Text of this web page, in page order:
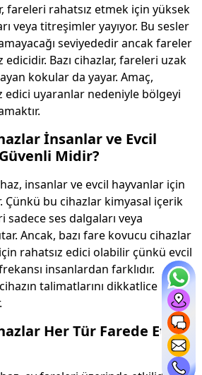
fareleri rahatsız etmek için yüksek
veya titreşimler yayıyor. Bu sesler
seviyededir ancak fareler
edicidir. Bazı cihazlar, fareleri uzak
kokular da yayar. Amaç,
edici uyaranlar nedeniyle bölgeyi
İnsanlar ve Evcil
Midir?
insanlar ve evcil hayvanlar için
Çünkü bu cihazlar kimyasal içerik
ses dalgaları veya
Ancak, bazı fare kovucu cihazlar
rahatsız edici olabilir çünkü evcil
insanlardan farklıdır.
talimatlarını dikkatlice
Her Tür Farede Etkili